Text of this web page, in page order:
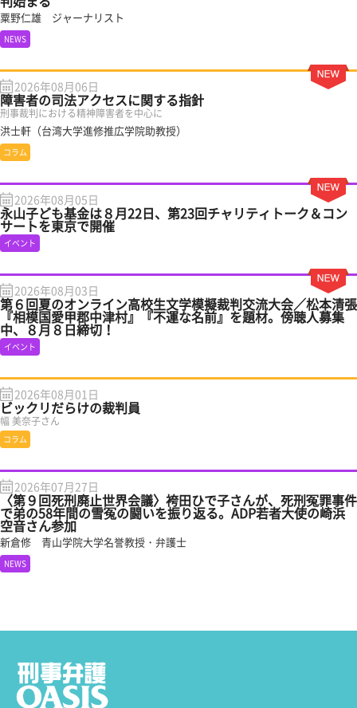
粟野仁雄 ジャーナリスト
NEWS
2026年08月06日
障害者の司法アクセスに関する指針
刑事裁判における精神障害者を中心に
洪士軒（台湾大学進修推広学院助教授）
コラム
2026年08月05日
永山子ども基金は８月22日、第23回チャリティトーク＆コン
サートを東京で開催
イベント
2026年08月03日
第６回夏のオンライン高校生文学模擬裁判交流大会／松本清張
『相模国愛甲郡中津村』『不運な名前』を題材。傍聴人募集
中、８月８日締切！
イベント
2026年08月01日
ビックリだらけの裁判員
幅 美奈子さん
コラム
2026年07月27日
〈第９回死刑廃止世界会議〉袴田ひで子さんが、死刑冤罪事件
で弟の58年間の雪冤の闘いを振り返る。ADP若者大使の崎浜
空音さん参加
新倉修 青山学院大学名誉教授・弁護士
NEWS